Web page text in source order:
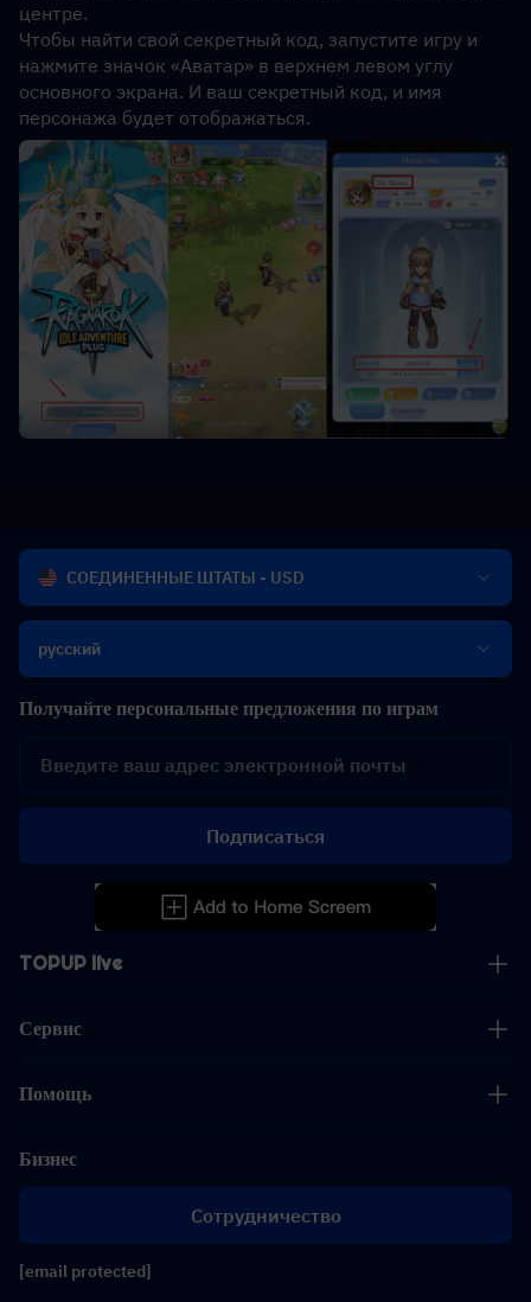
центре.
Чтобы найти свой секретный код, запустите игру и
нажмите значок «Аватар» в верхнем левом углу
основного экрана. И ваш секретный код, и имя
персонажа будет отображаться.
СОЕДИНЕННЫЕ ШТАТЫ - USD
русский
TOPUP live
Сервис
Помощь
Бизнес
Сотрудничество
[email protected]
Получайте персональные предложения по играм
Подписаться